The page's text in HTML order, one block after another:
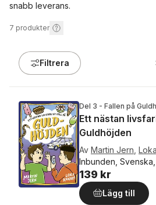
snabb leverans.
7 produkter
Filtrera
Del 3 - Fallen på
Ett nästan
Guldhöjden
Av Martin Jern
Inbunden,
139 kr
Lägg till